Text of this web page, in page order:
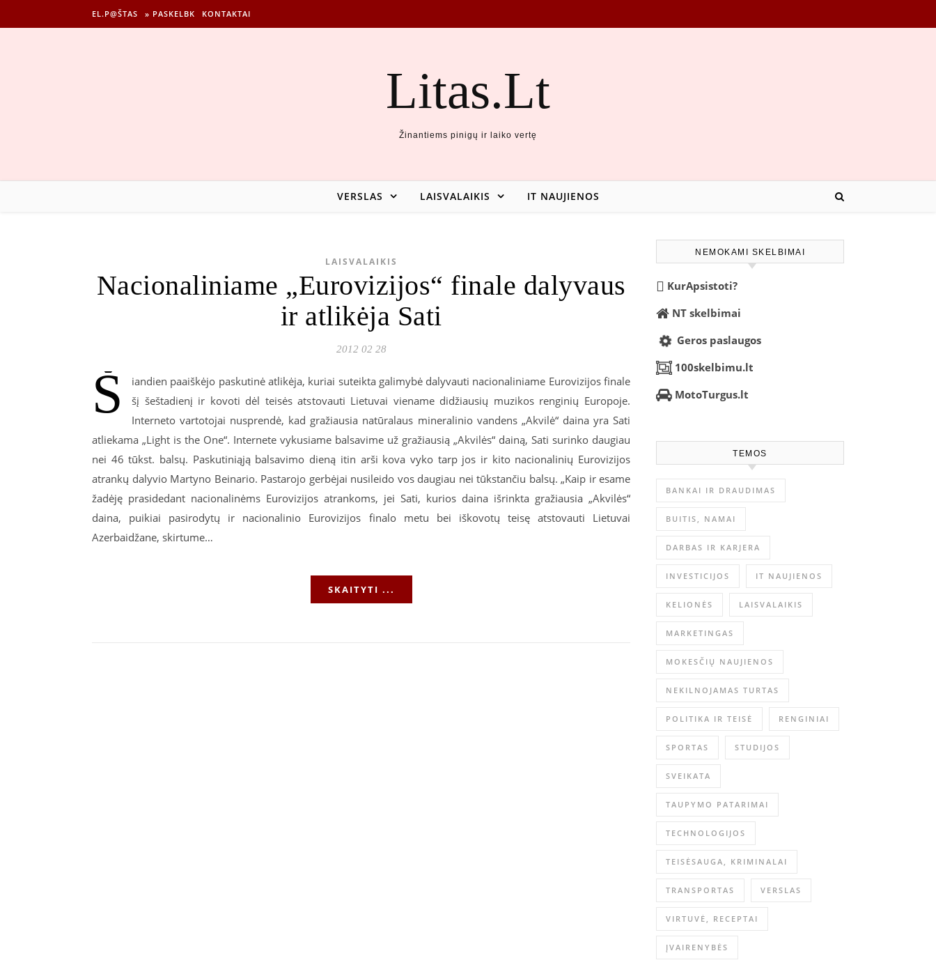
EL.P@ŠTAS » PASKELBK KONTAKTAI
Litas.Lt
Žinantiems pinigų ir laiko vertę
VERSLAS LAISVALAIKIS IT NAUJIENOS
LAISVALAIKIS
Nacionaliniame „Eurovizijos“ finale dalyvaus
ir atlikėja Sati
2012 02 28
Š
iandien paaiškėjo paskutinė atlikėja, kuriai suteikta galimybė dalyvauti nacionaliniame Eurovizijos finale
šį šeštadienį ir kovoti dėl teisės atstovauti Lietuvai viename didžiausių muzikos renginių Europoje.
Interneto vartotojai nusprendė, kad gražiausia natūralaus mineralinio vandens „Akvilė“ daina yra Sati
atliekama „Light is the One“. Internete vykusiame balsavime už gražiausią „Akvilės“ dainą, Sati surinko daugiau
nei 46 tūkst. balsų. Paskutiniąją balsavimo dieną itin arši kova vyko tarp jos ir kito nacionalinių Eurovizijos
atrankų dalyvio Martyno Beinario. Pastarojo gerbėjai nusileido vos daugiau nei tūkstančiu balsų. „Kaip ir esame
žadėję prasidedant nacionalinėms Eurovizijos atrankoms, jei Sati, kurios daina išrinkta gražiausia „Akvilės“
daina, puikiai pasirodytų ir nacionalinio Eurovizijos finalo metu bei iškovotų teisę atstovauti Lietuvai
Azerbaidžane, skirtume…
SKAITYTI ...
NEMOKAMI SKELBIMAI
KurApsistoti?
NT skelbimai
Geros paslaugos
100skelbimu.lt
MotoTurgus.lt
TEMOS
BANKAI IR DRAUDIMAS
BUITIS, NAMAI
DARBAS IR KARJERA
INVESTICIJOS IT NAUJIENOS
KELIONĖS LAISVALAIKIS
MARKETINGAS
MOKESČIŲ NAUJIENOS
NEKILNOJAMAS TURTAS
POLITIKA IR TEISĖ RENGINIAI
SPORTAS STUDIJOS
SVEIKATA
TAUPYMO PATARIMAI
TECHNOLOGIJOS
TEISĖSAUGA, KRIMINALAI
TRANSPORTAS VERSLAS
VIRTUVĖ, RECEPTAI
ĮVAIRENYBĖS